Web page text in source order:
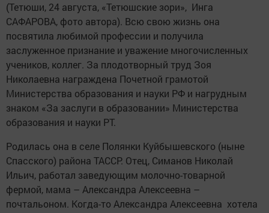
(Тетюши, 24 августа, «Тетюшские зори», Инга
САФАРОВА, фото автора). Всю свою жизнь она
посвятила любимой профессии и получила
заслуженное признание и уважение многочисленных
учеников, коллег. За плодотворный труд Зоя
Николаевна награждена Почетной грамотой
Министерства образования и науки РФ и нагрудным
знаком «За заслуги в образовании» Министерства
образования и науки РТ.
Родилась она в селе Полянки Куйбышевского (ныне
Спасского) рай­она ТАССР. Отец, Симанов Николай
Ильич, работал заведующим молочно-товарной
фермой, мама – Александ­ра Алексеевна –
почтальоном. Когда-то Александра Алексеевна хотела